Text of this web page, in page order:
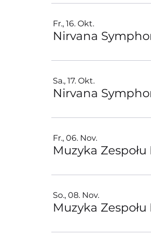
Fr., 16. Okt.
Nirvana
Sa., 17. Okt.
Nirvana
Fr., 06. Nov.
Muzyka
So., 08. Nov.
Muzyka